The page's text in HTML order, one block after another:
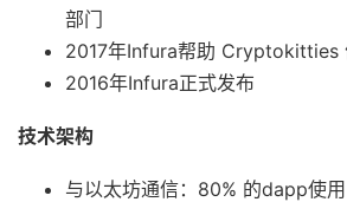
部门
2017年Infura帮助 Cryptokitties
2016年Infura正式发布
技术架构
与以太坊通信：80% 的dapp使